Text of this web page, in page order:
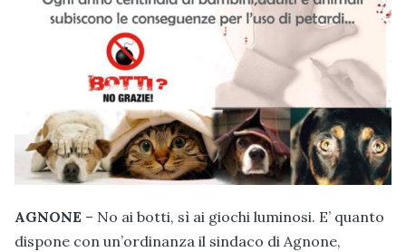
AGNONE – No ai botti, sì ai giochi luminosi. E’ quanto
dispone con un’ordinanza il sindaco di Agnone,